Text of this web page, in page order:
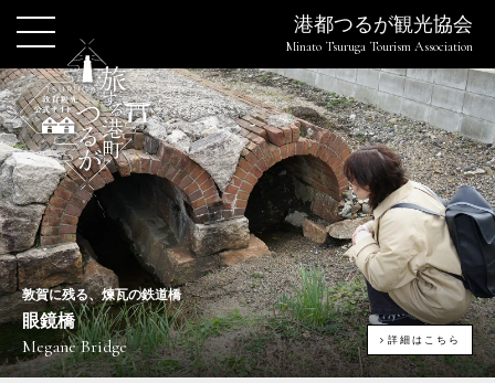
港都つるが観光協会
Minato Tsuruga Tourism Association
敦賀に残る、煉瓦の鉄道橋
眼鏡橋
Megane Bridge 詳細はこちら